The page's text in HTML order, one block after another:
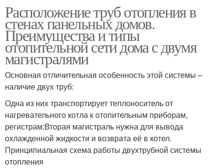
Расположение труб отопления в
стенах панельных домов.
Преимущества и типы
отопительной сети дома с двумя
магистралями
Основная отличительная особенность этой системы –
наличие двух труб:
Одна из них транспортирует теплоноситель от
нагревательного котла к отопительным приборам,
регистрам;Вторая магистраль нужна для вывода
охлажденной жидкости и возврата её в котел.
Принципиальная схема работы двухтрубной системы
отопления